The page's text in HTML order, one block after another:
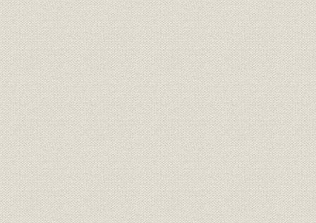
投資信託;シェア 4社投信年末純資産高
1970年(昭
56年)
投資信託;資産 山一証券投信年末純資産残高
1970年(昭
56年)
貯蓄;販売 証券貯蓄係販売額
1977年(昭
59年)